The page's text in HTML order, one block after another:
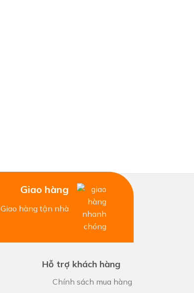
Giao hàng
Giao hàng tận nhà
Hỗ trợ khách hàng
Chính sách mua hàng